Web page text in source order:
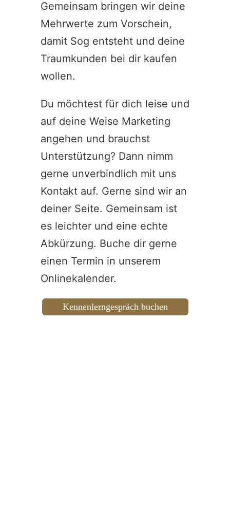
Gemeinsam bringen wir deine
Mehrwerte zum Vorschein,
damit Sog entsteht und deine
Traumkunden bei dir kaufen
wollen.
Du möchtest für dich leise und
auf deine Weise Marketing
angehen und brauchst
Unterstützung? Dann nimm
gerne unverbindlich mit uns
Kontaktauf. Gerne sind wir an
deiner Seite. Gemeinsam ist
es leichter und eine echte
Abkürzung. Buche dir gerne
einen Termin in unserem
Onlinekalender.
Kennenlerngespräch buchen